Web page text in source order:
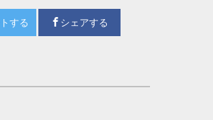
する シェアする